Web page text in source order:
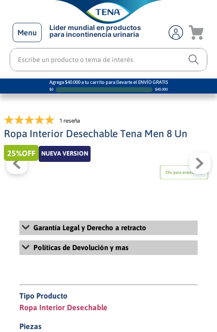
Menu
Lider mundial en productos
para incontinencia urinaria
Escribe un producto o tema de interés
Agrega $40.000 a tu carrito para llevarte el ENVÍO GRATIS
$0 $40.000
1 reseña
Ropa Interior Desechable Tena Men 8 Un
25%OFF NUEVA VERSION
Garantía Legal y Derecho a retracto
Para más información sobre la Garantía Legal y Derecho de
retracto, revisa nuestros Términos y Condiciones Generales de
Políticas de Devolución y mas
Tipo Producto
Ropa Interior Desechable
Piezas